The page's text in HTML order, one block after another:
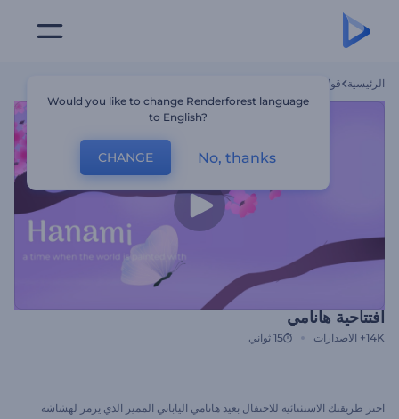
الرئيسية قوالب
افتتاحية هانامي
14K+ الاصدارات 15 ثواني
اختر طريقتك الاستثنائية للاحتفال بعيد هانامي الياباني المميز الذي يرمز لهشاشة
Would you like to change Renderforest language
to English?
CHANGE No, thanks